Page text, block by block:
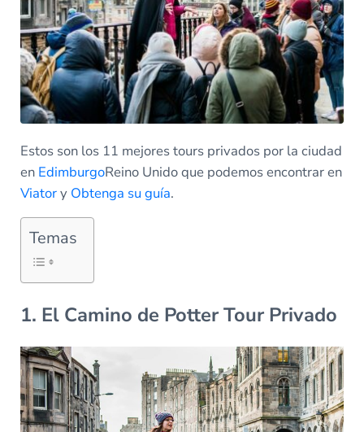
Estos son los 11 mejores tours privados por la ciudad
en EdimburgoReino Unido que podemos encontrar en
Viatory Obtenga su guía.
Temas
1. El Camino de Potter Tour Privado